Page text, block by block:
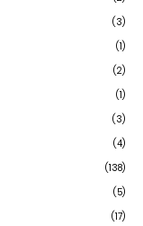
(3)
(1)
(2)
(1)
(3)
(4)
(138)
(5)
(17)